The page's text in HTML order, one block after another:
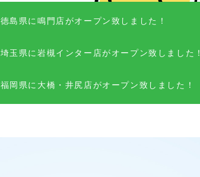
徳島県に鳴門店がオープン致しました！
埼玉県に岩槻インター店がオープン致しました
福岡県に大橋・井尻店がオープン致しました！